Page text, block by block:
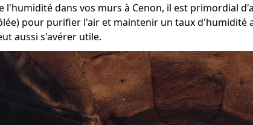
l'humidité dans vos murs à Cenon, il est primordial
pour purifier l'air et maintenir un taux
aussi s'avérer utile.